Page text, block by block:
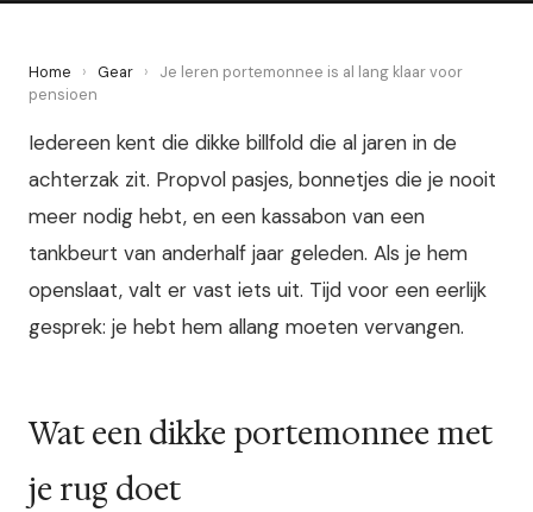
Home › Gear ›
Je leren portemonnee is al lang klaar voor
pensioen
Iedereen kent die dikke billfold die al jaren in de
achterzak zit. Propvol pasjes, bonnetjes die je nooit
meer nodig hebt, en een kassabon van een
tankbeurt van anderhalf jaar geleden. Als je hem
openslaat, valt er vast iets uit. Tijd voor een eerlijk
gesprek: je hebt hem allang moeten vervangen.
Wat een dikke portemonnee met
je rug doet